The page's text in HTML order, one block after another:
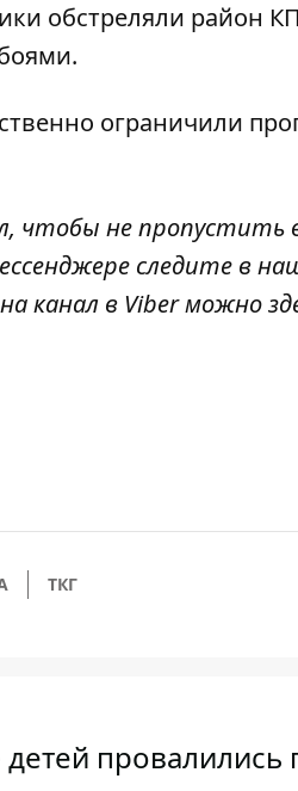
обстреляли район
ограничили
, чтобы не пропустить
следите в
канал в Viber можно
ТКГ
провалились